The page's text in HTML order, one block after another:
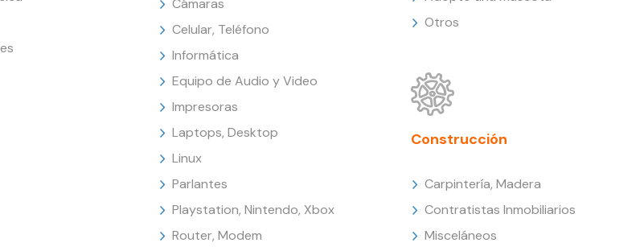
Cámaras
Celular, Teléfono
Informática
Equipo de Audio y Video
Impresoras
Laptops, Desktop
Linux
Parlantes
Playstation, Nintendo, Xbox
Router, Modem
Otros
Construcción
Carpintería, Madera
Contratistas Inmobiliarios
Misceláneos